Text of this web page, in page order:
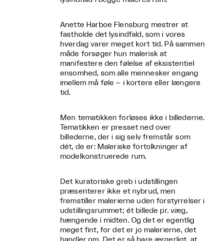
Anette Harboe Flensburg mestrer at
fastholde det lysindfald, som i vores
hverdag varer meget kort tid. På sammen
måde forsøger hun malerisk at
manifestere den følelse af eksistentiel
ensomhed, som alle mennesker engang
imellem må føle – i kortere eller længere
tid.
Men tematikken forløses ikke i billederne.
Tematikken er presset ned over
billederne, der i sig selv fremstår som
dét, de er: Maleriske fortolkninger af
modelkonstruerede rum.
Det kuratoriske greb i udstillingen
præsenterer ikke et nybrud, men
fremstiller malerierne uden forstyrrelser i
udstillingsrummet; ét billede pr. væg,
hængende i midten. Og det er egentlig
meget fint, for det er jo malerierne, det